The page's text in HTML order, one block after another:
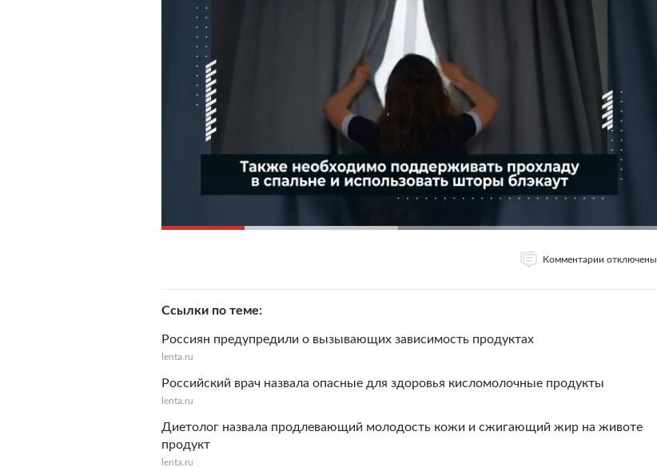
Комментарии отключены
Ссылки по теме
Россиян предупредили о вызывающих зависимость продуктах
lenta.ru
Российский врач назвала опасные для здоровья кисломолочные продукты
lenta.ru
Диетолог назвала продлевающий молодость кожи и сжигающий жир на животе
продукт
lenta.ru